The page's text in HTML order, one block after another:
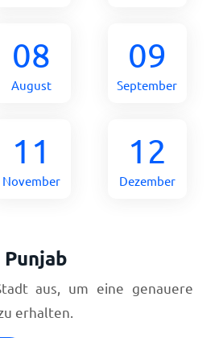
08
August
09
September
11
November
12
Dezember
aus, um eine genauere
erhalten.